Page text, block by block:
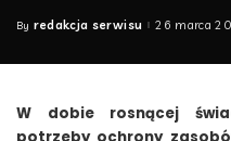
Posted
By redakcja serwisu 26 marca
W dobie rosnącej